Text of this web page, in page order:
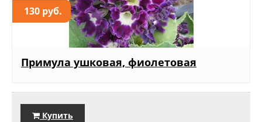
130 руб.
Примула ушковая, фиолетовая
Купить